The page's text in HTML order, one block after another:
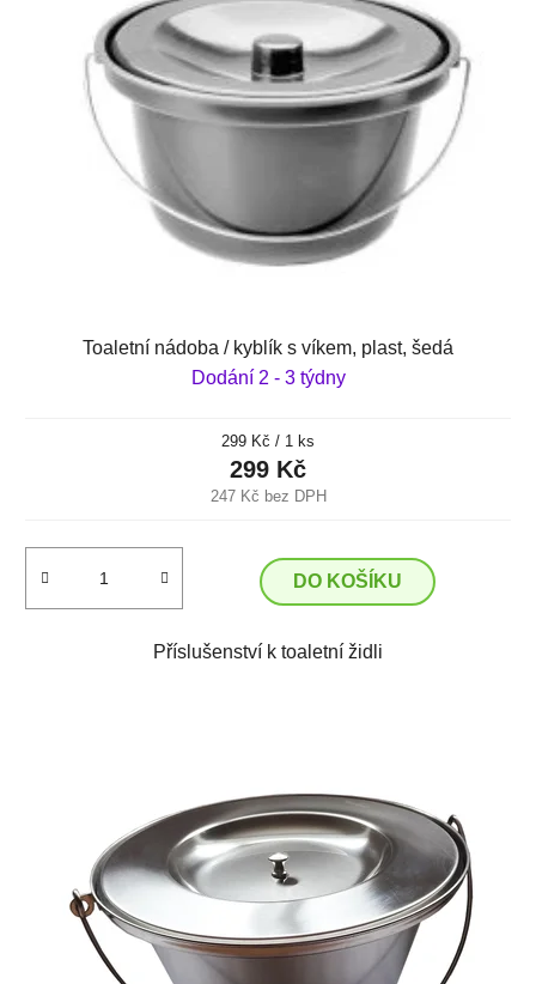
Toaletní nádoba / kyblík s víkem, plast, šedá
Dodání 2 - 3 týdny
247 Kč bez DPH
299 Kč
Měrná
cena:
299 Kč / 1 ks
DO KOŠÍKU
Příslušenství k toaletní židli